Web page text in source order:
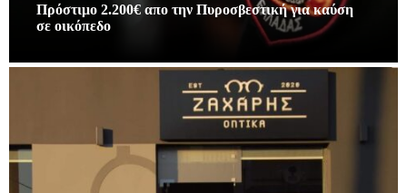
Πρόστιμο 2.200€ απο την Πυροσβεστική για καύση
σε οικόπεδο